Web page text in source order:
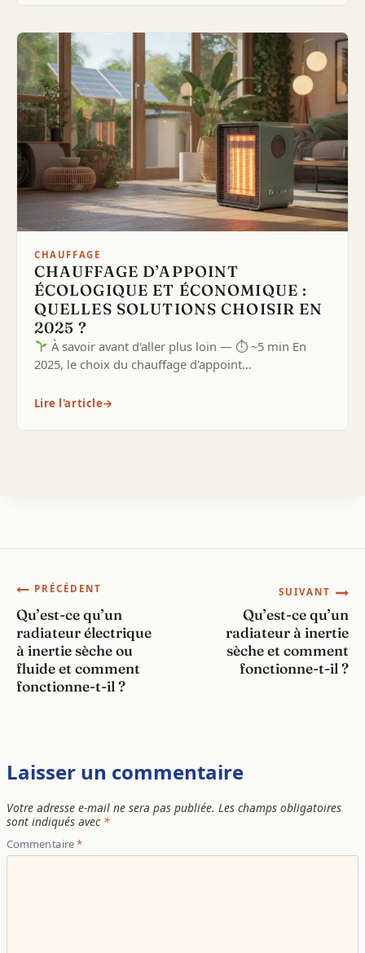
CHAUFFAGE
CHAUFFAGE D’APPOINT
ÉCOLOGIQUE ET ÉCONOMIQUE :
QUELLES SOLUTIONS CHOISIR EN
2025 ?
À savoir avant d'aller plus loin — ⏱ ~5 min En
2025, le choix du chauffage d'appoint…
Lire l'article→
Navigation
de
l’article
PRÉCÉDENT
Qu’est-ce qu’un
radiateur électrique
à inertie sèche ou
fluide et comment
fonctionne-t-il ?
SUIVANT
Qu’est-ce qu’un
radiateur à inertie
sèche et comment
fonctionne-t-il ?
Laisser un commentaire
Votre adresse e-mail ne sera pas publiée. Les champs obligatoires
sont indiqués avec *
Commentaire*